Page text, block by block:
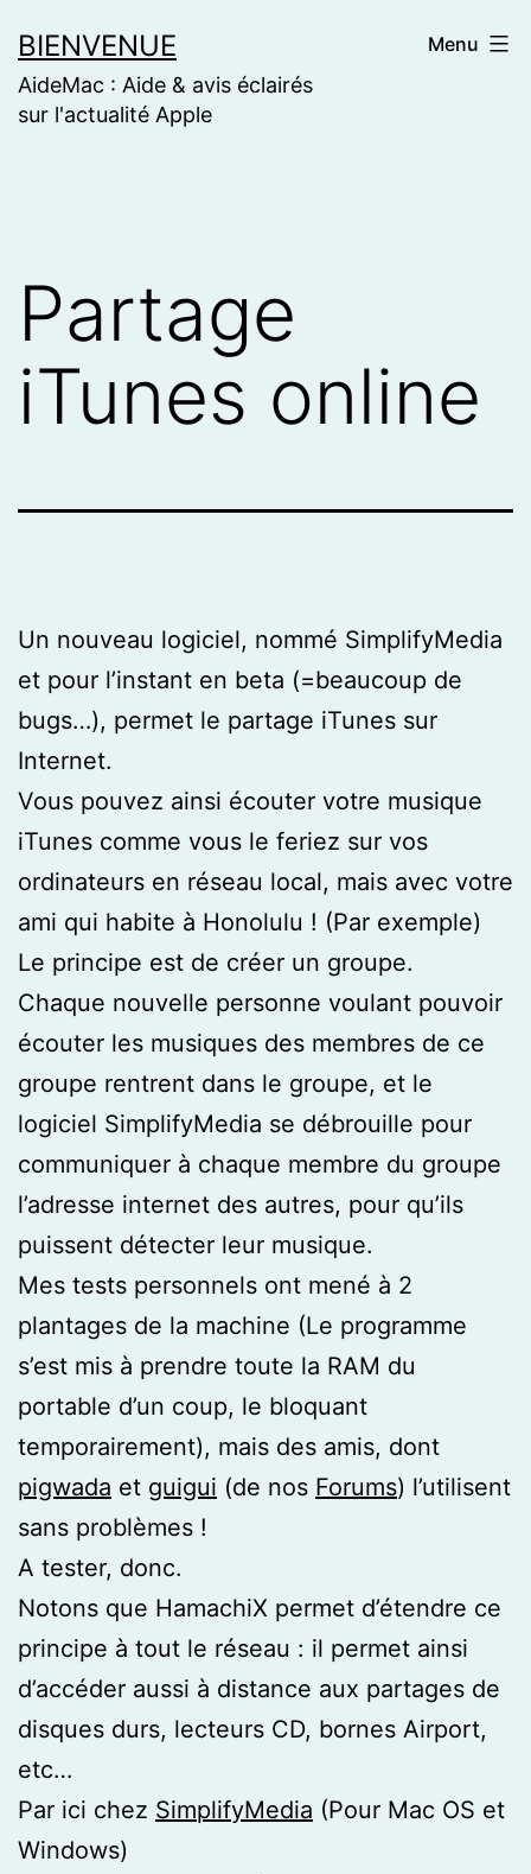
to
content
BIENVENUE
AideMac : Aide & avis éclairés
sur l'actualité Apple
Menu
Partage
iTunes online
Un nouveau logiciel, nommé SimplifyMedia
et pour l’instant en beta (=beaucoup de
bugs…), permet le partage iTunes sur
Internet.
Vous pouvez ainsi écouter votre musique
iTunes comme vous le feriez sur vos
ordinateurs en réseau local, mais avec votre
ami qui habite à Honolulu ! (Par exemple)
Le principe est de créer un groupe.
Chaque nouvelle personne voulant pouvoir
écouter les musiques des membres de ce
groupe rentrent dans le groupe, et le
logiciel SimplifyMedia se débrouille pour
communiquer à chaque membre du groupe
l’adresse internet des autres, pour qu’ils
puissent détecter leur musique.
Mes tests personnels ont mené à 2
plantages de la machine (Le programme
s’est mis à prendre toute la RAM du
portable d’un coup, le bloquant
temporairement), mais des amis, dont
pigwada et guigui (de nos Forums) l’utilisent
sans problèmes !
A tester, donc.
Notons que HamachiX permet d’étendre ce
principe à tout le réseau : il permet ainsi
d’accéder aussi à distance aux partages de
disques durs, lecteurs CD, bornes Airport,
etc…
Par ici chez SimplifyMedia (Pour Mac OS et
Windows)